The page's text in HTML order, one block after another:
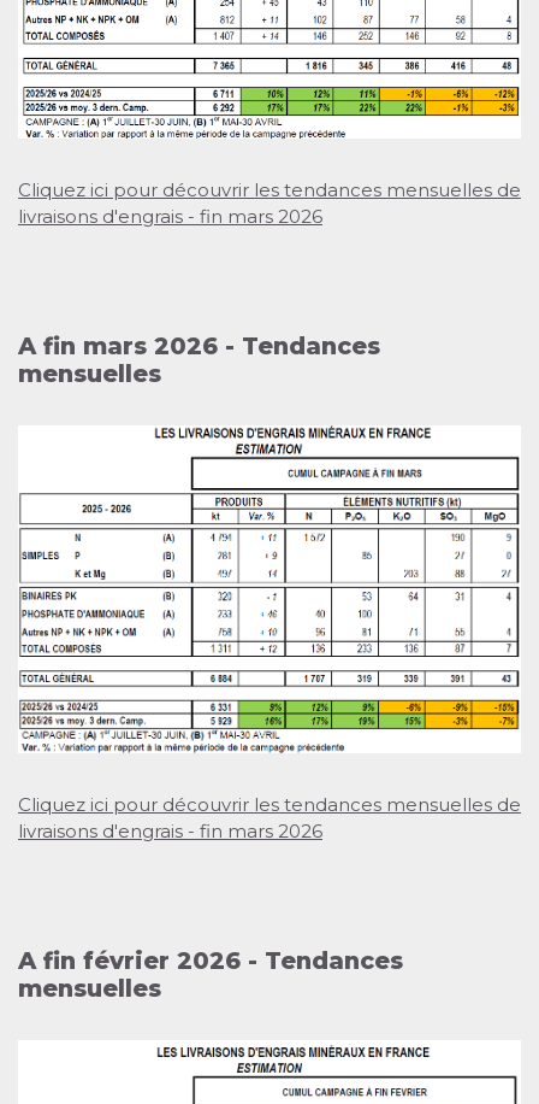
Cliquez ici pour découvrir les tendances mensuelles de
livraisons d'engrais - fin mars 2026
A fin mars 2026 - Tendances
mensuelles
Cliquez ici pour découvrir les tendances mensuelles de
livraisons d'engrais - fin mars 2026
A fin février 2026 - Tendances
mensuelles